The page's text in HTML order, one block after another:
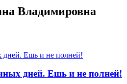
Владимировна
дней. Ешь и не полней!